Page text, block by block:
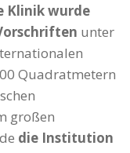
Klinik wurde
unter
Quadratmetern
großen
die Institution